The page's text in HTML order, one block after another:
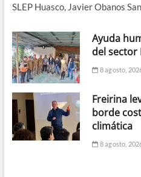
SLEP Huasco, Javier Obanos
Ayuda
del sector
8 agosto,
Freirina
borde
climática
8 agosto,